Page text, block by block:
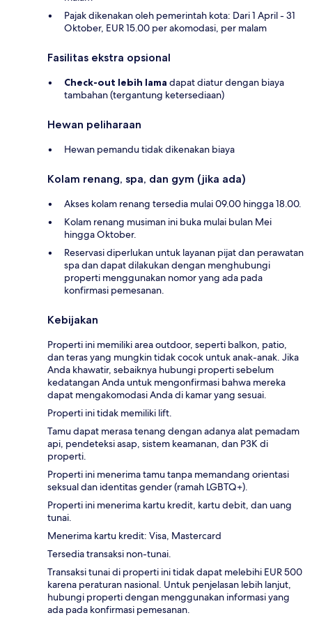
Pajak dikenakan oleh pemerintah kota: Dari 1 April - 31
Oktober, EUR 15.00 per akomodasi, per malam
Fasilitas ekstra opsional
Check-out lebih lama dapat diatur dengan biaya
tambahan (tergantung ketersediaan)
Hewan peliharaan
Hewan pemandu tidak dikenakan biaya
Kolam renang, spa, dan gym (jika ada)
Akses kolam renang tersedia mulai 09.00 hingga 18.00.
Kolam renang musiman ini buka mulai bulan Mei
hingga Oktober.
Reservasi diperlukan untuk layanan pijat dan perawatan
spa dan dapat dilakukan dengan menghubungi
properti menggunakan nomor yang ada pada
konfirmasi pemesanan.
Kebijakan
Properti ini memiliki area outdoor, seperti balkon, patio,
dan teras yang mungkin tidak cocok untuk anak-anak. Jika
Anda khawatir, sebaiknya hubungi properti sebelum
kedatangan Anda untuk mengonfirmasi bahwa mereka
dapat mengakomodasi Anda di kamar yang sesuai.
Properti ini tidak memiliki lift.
Tamu dapat merasa tenang dengan adanya alat pemadam
api, pendeteksi asap, sistem keamanan, dan P3K di
properti.
Properti ini menerima tamu tanpa memandang orientasi
seksual dan identitas gender (ramah LGBTQ+).
Properti ini menerima kartu kredit, kartu debit, dan uang
tunai.
Menerima kartu kredit: Visa, Mastercard
Tersedia transaksi non-tunai.
Transaksi tunai di properti ini tidak dapat melebihi EUR 500
karena peraturan nasional. Untuk penjelasan lebih lanjut,
hubungi properti dengan menggunakan informasi yang
ada pada konfirmasi pemesanan.